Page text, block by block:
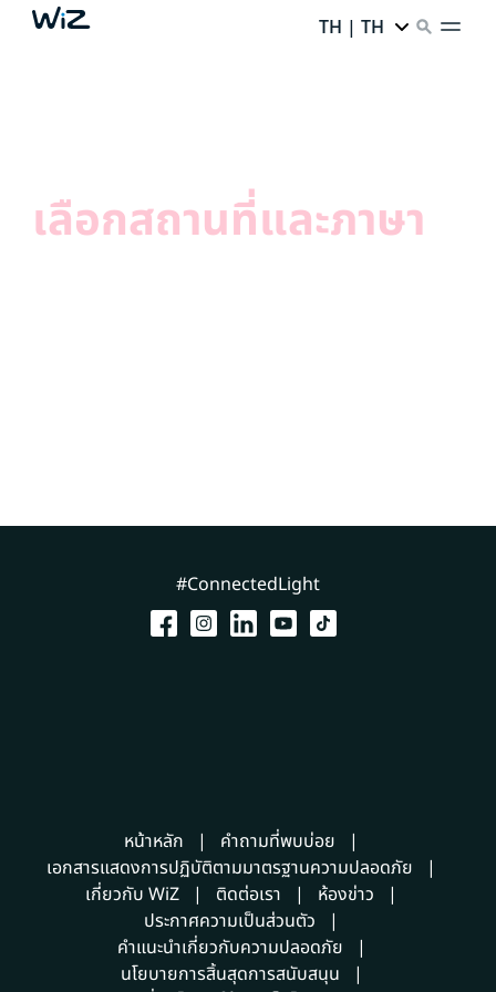
TH | TH
เลือกสถานที่และภาษา
#ConnectedLight
หน้าหลัก
คำถามที่พบบ่อย
เอกสารแสดงการปฏิบัติตามมาตรฐานความปลอดภัย
เกี่ยวกับ WiZ
ติดต่อเรา
ห้องข่าว
ประกาศความเป็นส่วนตัว
คำแนะนำเกี่ยวกับความปลอดภัย
นโยบายการสิ้นสุดการสนับสนุน